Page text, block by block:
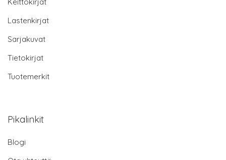
Lastenkirjat
Sarjakuvat
Tietokirjat
Tuotemerkit
Pikalinkit
Blogi